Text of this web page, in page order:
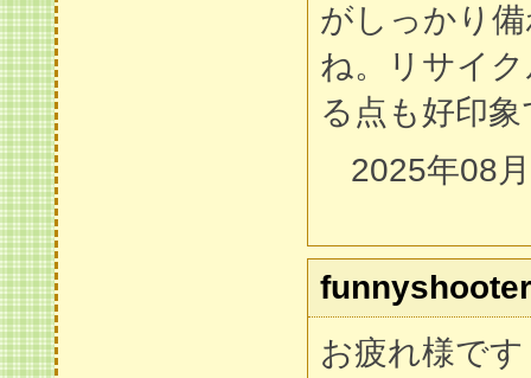
がしっかり
ね。リサイ
る点も好印
2025年08
お疲れ様で